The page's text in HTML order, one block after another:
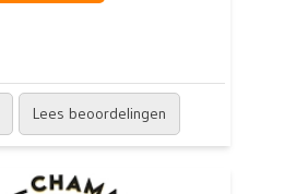
Lees beoordelingen